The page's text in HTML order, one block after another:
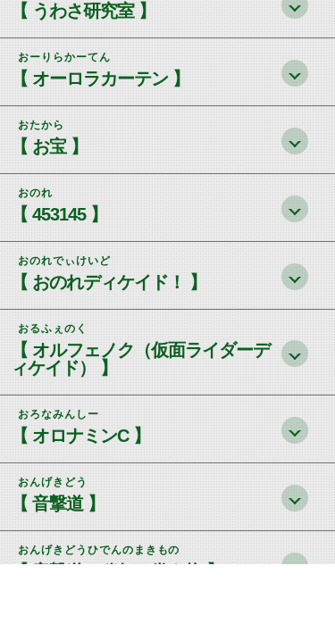
【 うわさ研究室 】
おーりらかーてん
【 オーロラカーテン 】
おたから
【 お宝 】
おのれ
【 453145 】
おのれでぃけいど
【 おのれディケイド！ 】
おるふぇのく
【 オルフェノク（仮面ライダーデ
ィケイド） 】
おろなみんしー
【 オロナミンC 】
おんげきどう
【 音撃道 】
おんげきどうひでんのまきもの